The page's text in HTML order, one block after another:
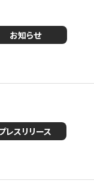
お知らせ
レスリリース